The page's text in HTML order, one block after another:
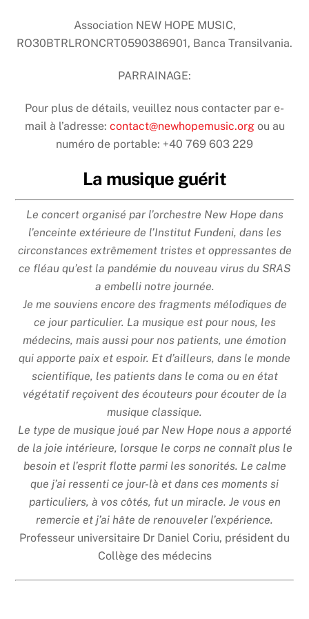
Association NEW HOPE MUSIC,
RO30BTRLRONCRT0590386901, Banca Transilvania.
PARRAINAGE:
Pour plus de détails, veuillez nous contacter par e-
mail à l’adresse: contact@newhopemusic.orgou au
numéro de portable: +40 769 603 229
La musique guérit
Le concert organisé par l’orchestre New Hope dans
l’enceinte extérieure de l’Institut Fundeni, dans les
circonstances extrêmement tristes et oppressantes de
ce fléau qu’est la pandémie du nouveau virus du SRAS
a embelli notre journée.
Je me souviens encore des fragments mélodiques de
ce jour particulier. La musique est pour nous, les
médecins, mais aussi pour nos patients, une émotion
qui apporte paix et espoir. Et d’ailleurs, dans le monde
scientifique, les patients dans le coma ou en état
végétatif reçoivent des écouteurs pour écouter de la
musique classique.
Le type de musique joué par New Hope nous a apporté
de la joie intérieure, lorsque le corps ne connaît plus le
besoin et l’esprit flotte parmi les sonorités. Le calme
que j’ai ressenti ce jour-là et dans ces moments si
particuliers, à vos côtés, fut un miracle. Je vous en
remercie et j’ai hâte de renouveler l’expérience.
Professeur universitaire Dr Daniel Coriu, président du
Collège des médecins